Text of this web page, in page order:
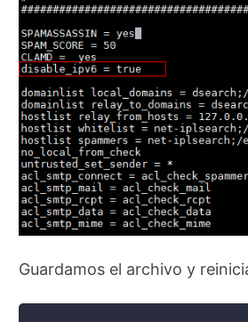
Guardamos el archivo y